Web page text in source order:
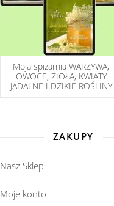
Moja spiżarnia WARZYWA,
OWOCE, ZIOŁA, KWIATY
JADALNE I DZIKIE ROŚLINY
ZAKUPY
Nasz Sklep
Moje konto